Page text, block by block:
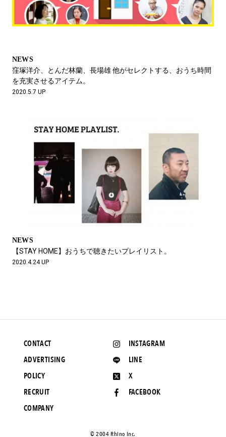
NEWS
窪塚洋介、とんだ林蘭、長場雄 他がセレクトする、おうち時間
を充実させるアイテム。
2020.5.7 UP
NEWS
【STAY HOME】おうちで聴きたいプレイリスト。
2020.4.24 UP
INSTAGRAM
LINE
X
FACEBOOK
CONTACT
ADVERTISING
POLICY
RECRUIT
COMPANY
©️ 2004 Rhino Inc.